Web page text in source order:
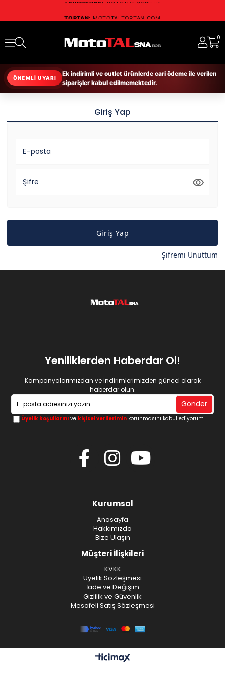
TOPTAN: MOTOTALTOPTAN.COM
0
ÖNEMLİ UYARI
Ek indirimli ve outlet ürünlerde cari ödeme ile verilen
siparişler kabul edilmemektedir.
Giriş Yap
E-posta
Şifre
Giriş Yap
Şifremi Unuttum
Yeniliklerden Haberdar Ol!
Kampanyalarımızdan ve indirimlerimizden güncel olarak
haberdar olun.
Gönder
Üyelik koşullarını ve kişisel verilerimin korunmasını kabul ediyorum.
Kurumsal
Anasayfa
Hakkımızda
Bize Ulaşın
Müşteri İlişkileri
KVKK
Üyelik Sözleşmesi
İade ve Değişim
Gizlilik ve Güvenlik
Mesafeli Satış Sözleşmesi